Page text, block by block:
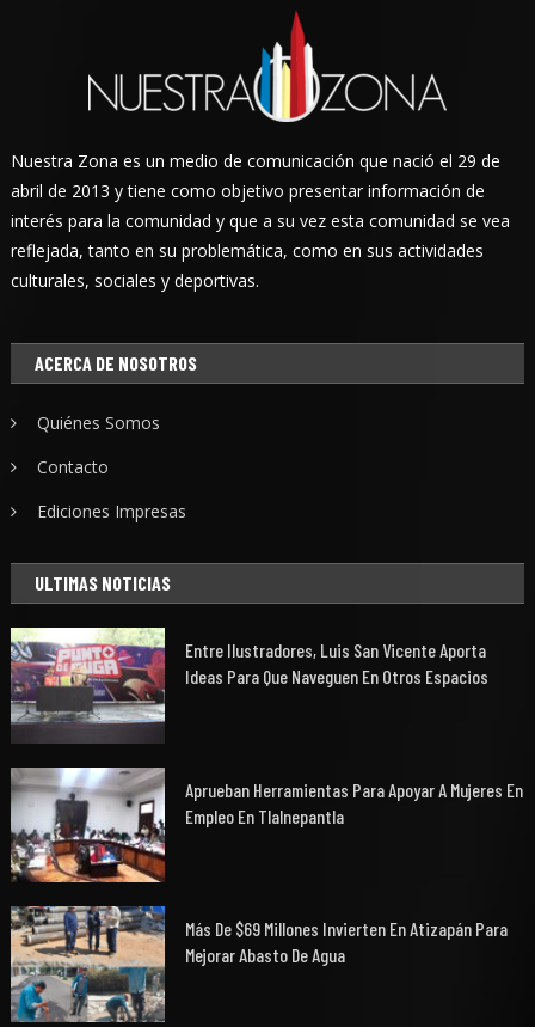
Nuestra Zona es un medio de comunicación que nació el 29 de
abril de 2013 y tiene como objetivo presentar información de
interés para la comunidad y que a su vez esta comunidad se vea
reflejada, tanto en su problemática, como en sus actividades
culturales, sociales y deportivas.
ACERCA DE NOSOTROS
Quiénes Somos
Contacto
Ediciones Impresas
ULTIMAS NOTICIAS
Entre Ilustradores, Luis San Vicente Aporta
Ideas Para Que Naveguen En Otros Espacios
Aprueban Herramientas Para Apoyar A Mujeres En
Empleo En Tlalnepantla
Más De $69 Millones Invierten En Atizapán Para
Mejorar Abasto De Agua